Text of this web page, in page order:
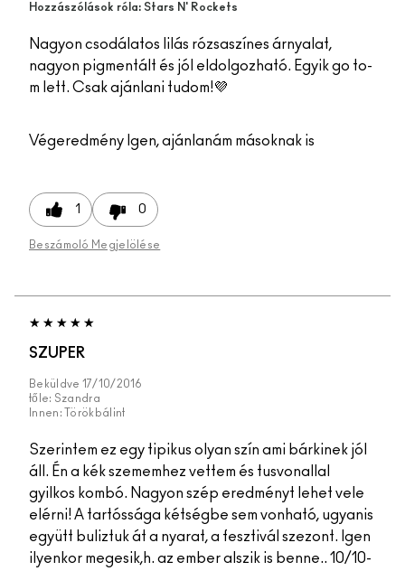
Hozzászólások róla: Stars N' Rockets
Nagyon csodálatos lilás rózsaszínes árnyalat,
nagyon pigmentált és jól eldolgozható. Egyik go to-
m lett. Csak ajánlani tudom!💜
Végeredmény Igen, ajánlanám másoknak is
1 0
Beszámoló Megjelölése
SZUPER
Beküldve 17/10/2016
tőle: Szandra
Innen:
Törökbálint
Szerintem ez egy tipikus olyan szín ami bárkinek jól
áll. Én a kék szememhez vettem és tusvonallal
gyilkos kombó. Nagyon szép eredményt lehet vele
elérni! A tartóssága kétségbe sem vonható, ugyanis
együtt buliztuk át a nyarat, a fesztivál szezont. Igen
ilyenkor megesik,h. az ember alszik is benne.. 10/10-